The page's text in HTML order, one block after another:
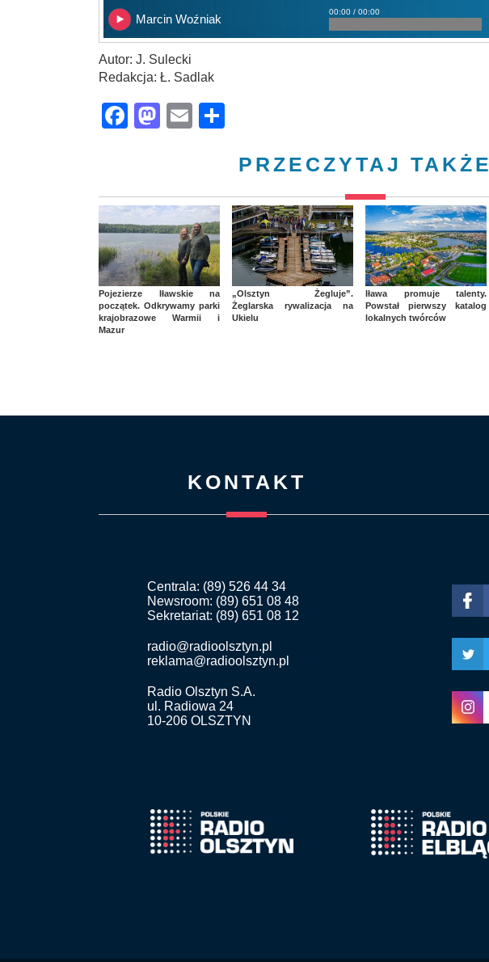
Marcin Woźniak
00:00 / 00:00
Autor: J. Sulecki
Redakcja: Ł. Sadlak
Facebook
Mastodon
Email
PRZECZYTAJ TAKŻE
Pojezierze Iławskie na
początek. Odkrywamy parki
krajobrazowe Warmii i
Mazur
„Olsztyn Żegluje”.
Żeglarska rywalizacja na
Ukielu
Iława promuje talenty.
Powstał pierwszy katalog
lokalnych twórców
KONTAKT
Centrala: (89) 526 44 34
Newsroom: (89) 651 08 48
Sekretariat: (89) 651 08 12
radio@radioolsztyn.pl
reklama@radioolsztyn.pl
Radio Olsztyn S.A.
ul. Radiowa 24
10-206 OLSZTYN